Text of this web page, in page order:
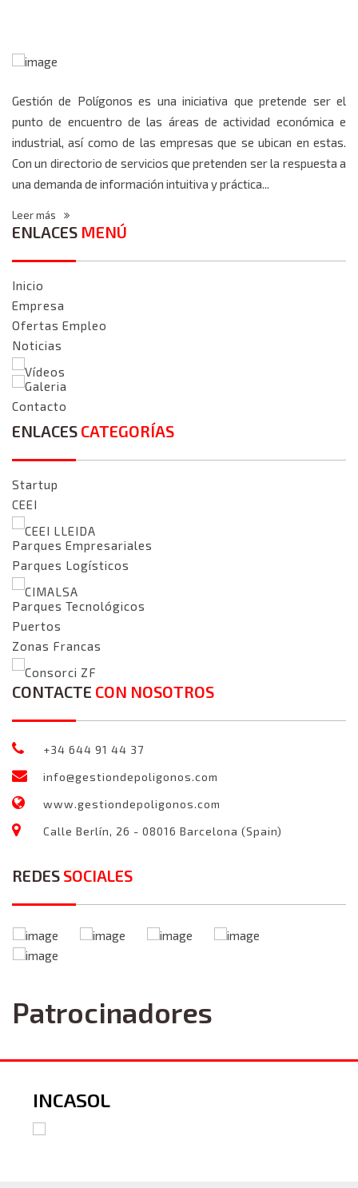
Gestión de Polígonos es una iniciativa que pretende ser el
punto de encuentro de las áreas de actividad económica e
industrial, así como de las empresas que se ubican en estas.
Con un directorio de servicios que pretenden ser la respuesta a
una demanda de información intuitiva y práctica...
Leer más
ENLACES MENÚ
Inicio
Empresa
Ofertas Empleo
Noticias
Vídeos
Galeria
Contacto
ENLACES CATEGORÍAS
Startup
CEEI
CEEI LLEIDA
Parques Empresariales
Parques Logísticos
CIMALSA
Parques Tecnológicos
Puertos
Zonas Francas
Consorci ZF
CONTACTE CON NOSOTROS
+34 644 91 44 37
info@gestiondepoligonos.com
www.gestiondepoligonos.com
Calle Berlín, 26 - 08016 Barcelona (Spain)
REDES SOCIALES
Patrocinadores
INCASOL